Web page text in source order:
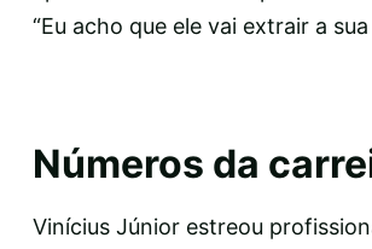
“Eu acho que ele vai extrair a
Números da
Vinícius Júnior estreou